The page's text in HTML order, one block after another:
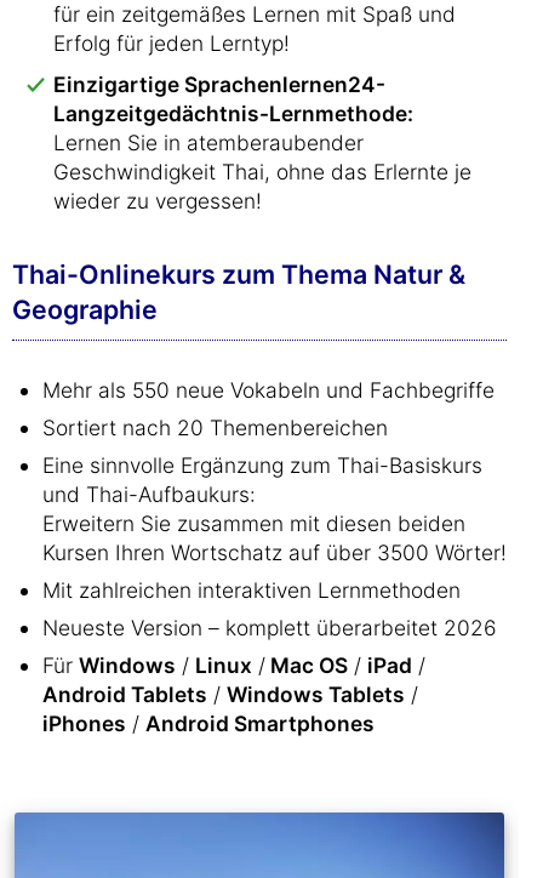
für ein zeitgemäßes Lernen mit Spaß und
Erfolg für jeden Lerntyp!
Einzigartige Sprachenlernen24-
Langzeitgedächtnis-Lernmethode:
Lernen Sie in atemberaubender
Geschwindigkeit Thai, ohne das Erlernte je
wieder zu vergessen!
Thai-Onlinekurs zum Thema Natur &
Geographie
Mehr als 550 neue Vokabeln und Fachbegriffe
Sortiert nach 20 Themenbereichen
Eine sinnvolle Ergänzung zum Thai-Basiskurs
und Thai-Aufbaukurs:
Erweitern Sie zusammen mit diesen beiden
Kursen Ihren Wortschatz auf über 3500 Wörter!
Mit zahlreichen interaktiven Lernmethoden
Neueste Version – komplett überarbeitet 2026
Für Windows / Linux / Mac OS / iPad /
Android Tablets / Windows Tablets /
iPhones / Android Smartphones